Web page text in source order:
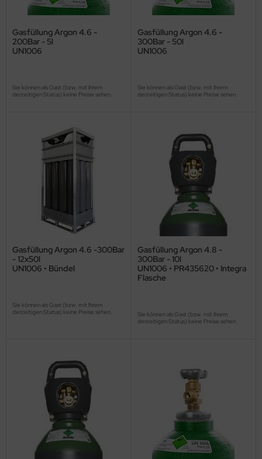
Gasfüllung Argon 4.6 -
200Bar - 5l
UN1006
Sie können als Gast (bzw. mit Ihrem
derzeitigen Status) keine Preise sehen.
Gasfüllung Argon 4.6 -
300Bar - 50l
UN1006
Sie können als Gast (bzw. mit Ihrem
derzeitigen Status) keine Preise sehen.
Gasfüllung Argon 4.6 -300Bar
- 12x50l
UN1006 • Bündel
Sie können als Gast (bzw. mit Ihrem
derzeitigen Status) keine Preise sehen.
Gasfüllung Argon 4.8 -
300Bar - 10l
UN1006 • PR435620 • Integra
Flasche
Sie können als Gast (bzw. mit Ihrem
derzeitigen Status) keine Preise sehen.